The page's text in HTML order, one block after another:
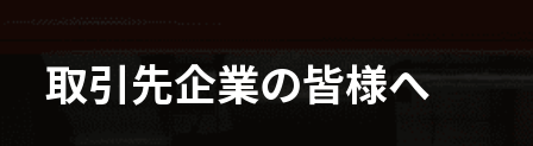
取引先企業の皆様へ